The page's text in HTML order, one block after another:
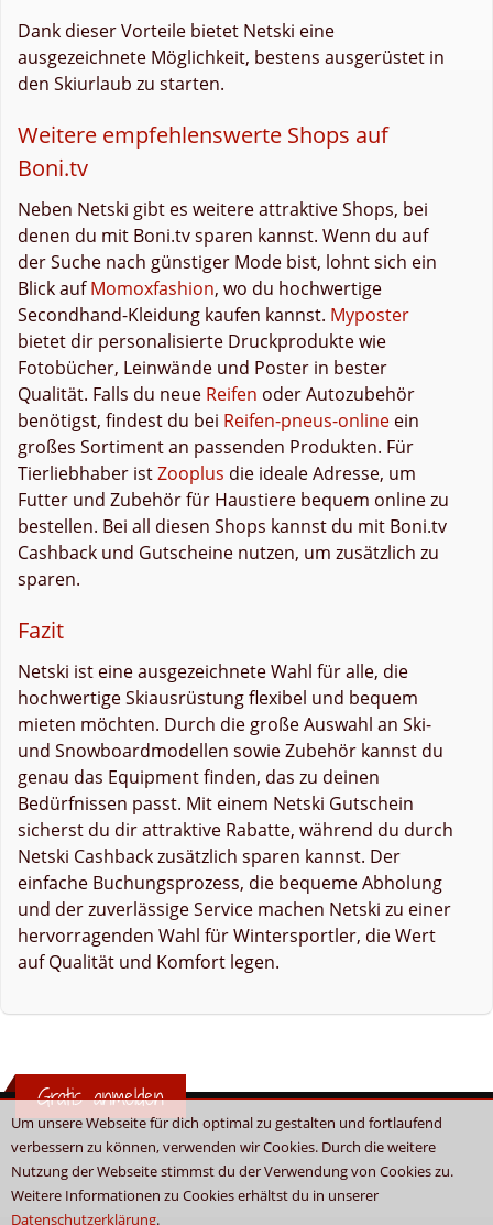
Um unsere Webseite für dich optimal zu gestalten und fortlaufend
verbessern zu können, verwenden wir Cookies. Durch die weitere
Nutzung der Webseite stimmst du der Verwendung von Cookies zu.
Weitere Informationen zu Cookies erhältst du in unserer
Datenschutzerklärung.
Dank dieser Vorteile bietet Netski eine
ausgezeichnete Möglichkeit, bestens ausgerüstet in
den Skiurlaub zu starten.
Weitere empfehlenswerte Shops auf
Boni.tv
Neben Netski gibt es weitere attraktive Shops, bei
denen du mit Boni.tv sparen kannst. Wenn du auf
der Suche nach günstiger Mode bist, lohnt sich ein
Blick aufMomoxfashion, wo du hochwertige
Secondhand-Kleidung kaufen kannst. Myposter
bietet dir personalisierte Druckprodukte wie
Fotobücher, Leinwände und Poster in bester
Qualität. Falls du neue Reifen oder Autozubehör
benötigst, findest du bei Reifen-pneus-online ein
großes Sortiment an passenden Produkten. Für
Tierliebhaber istZooplus die ideale Adresse, um
Futter und Zubehör für Haustiere bequem online zu
bestellen. Bei all diesen Shops kannst du mit Boni.tv
Cashback und Gutscheine nutzen, um zusätzlich zu
sparen.
Fazit
Netski ist eine ausgezeichnete Wahl für alle, die
hochwertige Skiausrüstung flexibel und bequem
mieten möchten. Durch die große Auswahl an Ski-
und Snowboardmodellen sowie Zubehör kannst du
genau das Equipment finden, das zu deinen
Bedürfnissen passt. Mit einem Netski Gutschein
sicherst du dir attraktive Rabatte, während du durch
Netski Cashback zusätzlich sparen kannst. Der
einfache Buchungsprozess, die bequeme Abholung
und der zuverlässige Service machen Netski zu einer
hervorragenden Wahl für Wintersportler, die Wert
auf Qualität und Komfort legen.
Gratis anmelden